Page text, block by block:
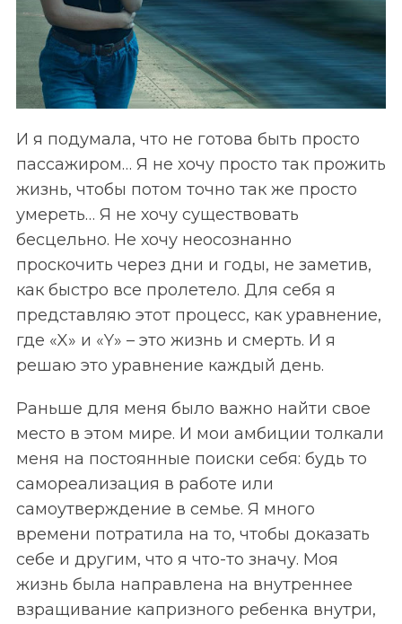
И я подумала, что не готова быть просто
пассажиром… Я не хочу просто так прожить
жизнь, чтобы потом точно так же просто
умереть… Я не хочу существовать
бесцельно. Не хочу неосознанно
проскочить через дни и годы, не заметив,
как быстро все пролетело. Для себя я
представляю этот процесс, как уравнение,
где «X» и «Y» – это жизнь и смерть. И я
решаю это уравнение каждый день.
Раньше для меня было важно найти свое
место в этом мире. И мои амбиции толкали
меня на постоянные поиски себя: будь то
самореализация в работе или
самоутверждение в семье. Я много
времени потратила на то, чтобы доказать
себе и другим, что я что-то значу. Моя
жизнь была направлена на внутреннее
взращивание капризного ребенка внутри,